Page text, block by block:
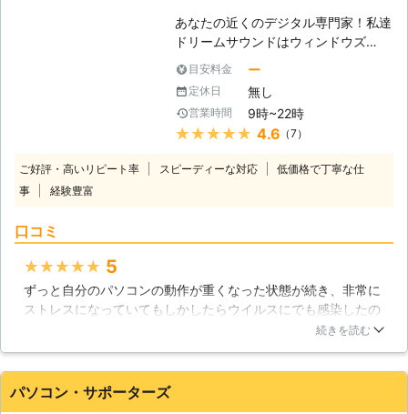
してしまうこともあるでしょう。しか
し、パソコンに詳しく無い方では、掃
除すら大変でしょうし、誤って部品に
傷を付けてしまえば壊れてしまう恐れ
もあります。また、ノートパソコンは
掃除すること事態が困難な作りとなっ
ておりますので、問題の対処が難しい
でしょう。もし、パソコンの不具合で
あなたの近くのデジタル専門家！私達
ドリームサウンドはウィンドウズ
（Windows)に強い！マック（Mac)に
強い！パソコンに関連するトラブルを
素早く確実に解決いたします。当社ド
リームサウンドはパソコン・ITサポー
ト・修理サービスです。パソコン、ス
きない、故障した、データが消えてし
即日・翌日も対応！緊急トラブル大歓
迎です、お任せください。 【愛され
てここまでこれました】 近年パソコ
目安料金 ー
定休日 無し
営業時間 9時~22時
★★★★★ 4.6 （7）
ご好評・高いリピート率 スピーディーな対応
低価格で丁寧な仕
事
経験豊富
口コミ
★★★★★ 5
ずっと自分のパソコンの動作が重くなった状態が続き、非常に
ストレスになっていてもしかしたらウイルスにでも感染したの
では？と思い、思いきって修理に出してみました。非常に丁寧
足しています。また何かトラブルがあった時はお願いします
ね。ありがとうございました。
続きを読む
パソコン・サポーターズ